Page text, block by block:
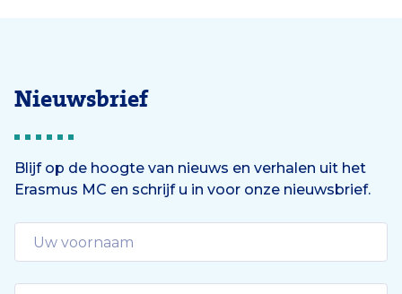
Nieuwsbrief
Blijf op de hoogte van nieuws en verhalen uit het
Erasmus MC en schrijf u in voor onze nieuwsbrief.